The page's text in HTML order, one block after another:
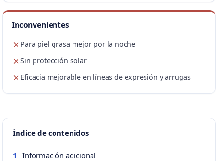
Inconvenientes
Para piel grasa mejor por la noche
Sin protección solar
Eficacia mejorable en líneas de expresión y arrugas
Índice de contenidos
1 Información adicional